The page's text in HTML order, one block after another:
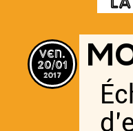
ven.
20/01
2017